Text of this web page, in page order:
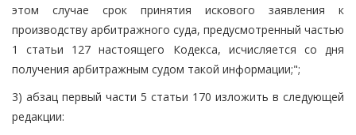
этом случае срок принятия искового заявления к
производству арбитражного суда, предусмотренный частью
1 статьи 127 настоящего Кодекса, исчисляется со дня
получения арбитражным судом такой информации;";
3) абзац первый части 5 статьи 170 изложить в следующей
редакции: